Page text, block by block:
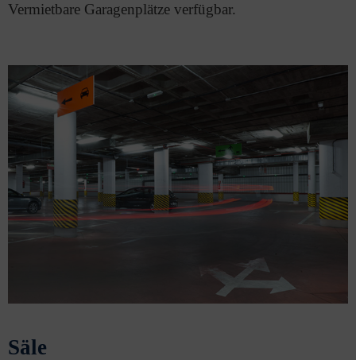
Vermietbare Garagenplätze verfügbar.
Säle